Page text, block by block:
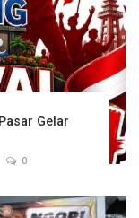
Gelar
0